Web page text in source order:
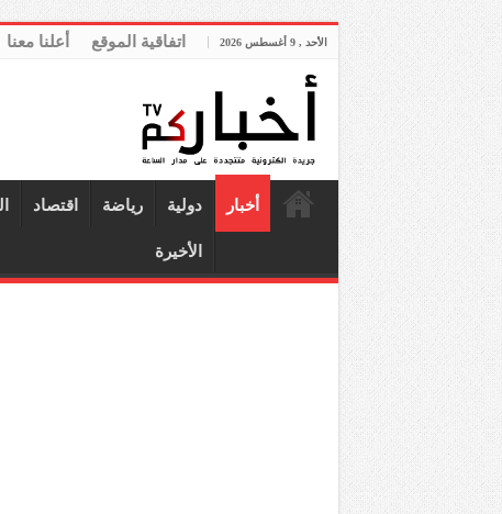
الأحد , 9 أغسطس 2026 اتفاقية الموقع أعلنا معنا
أخبار دولية رياضة اقتصاد
الأخيرة